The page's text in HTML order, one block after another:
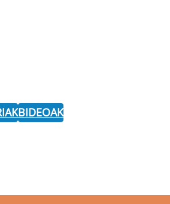
BIDEOAK